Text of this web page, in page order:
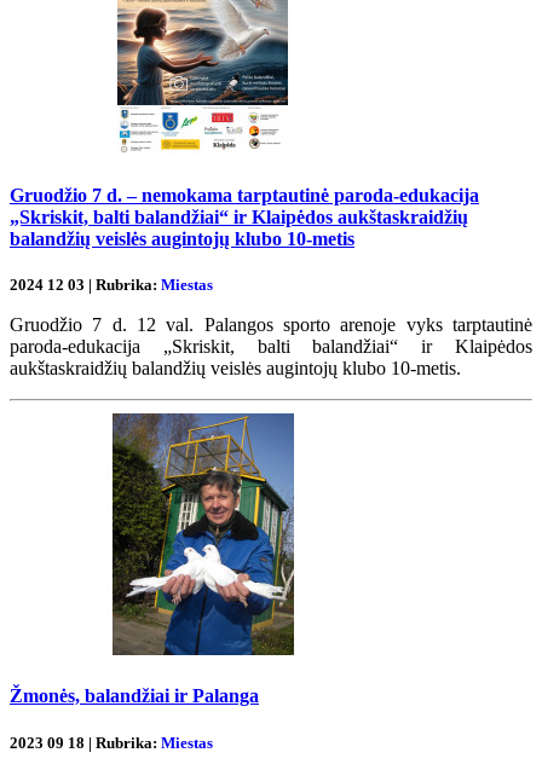
Gruodžio 7 d. – nemokama tarptautinė paroda-edukacija
„Skriskit, balti balandžiai“ ir Klaipėdos aukštaskraidžių
balandžių veislės augintojų klubo 10-metis
2024 12 03 | Rubrika: Miestas
Gruodžio 7 d. 12 val. Palangos sporto arenoje vyks tarptautinė
paroda-edukacija „Skriskit, balti balandžiai“ ir Klaipėdos
aukštaskraidžių balandžių veislės augintojų klubo 10-metis.
Žmonės, balandžiai ir Palanga
2023 09 18 | Rubrika: Miestas